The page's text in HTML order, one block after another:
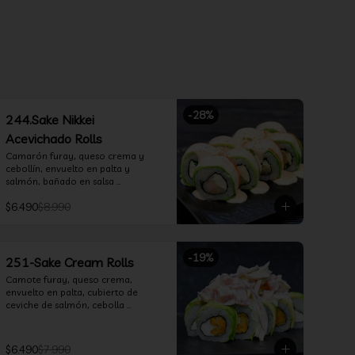
-28%
244.Sake Nikkei
Acevichado Rolls
Camarón furay, queso crema y
cebollín, envuelto en palta y
salmón, bañado en salsa
$6.490$8.990
-19%
251-Sake Cream Rolls
Camote furay, queso crema,
envuelto en palta, cubierto de
ceviche de salmón, cebolla
$6.490$7.990